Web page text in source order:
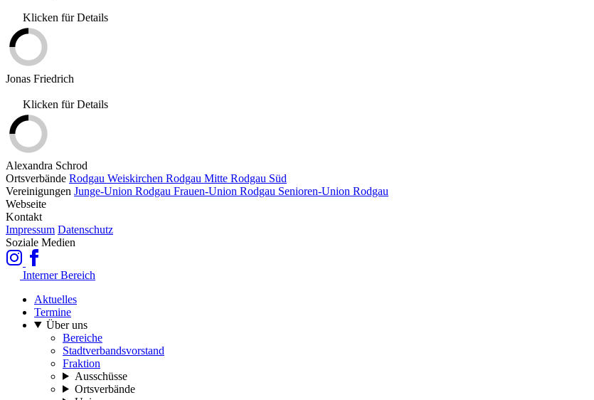
Klicken für Details
Jonas Friedrich
Klicken für Details
Alexandra Schrod
Ortsverbände Rodgau Weiskirchen Rodgau Mitte Rodgau Süd
Vereinigungen Junge-Union Rodgau Frauen-Union Rodgau Senioren-Union Rodgau
Webseite
Kontakt
Impressum Datenschutz
Soziale Medien
Interner Bereich
Aktuelles
Termine
Über uns
Bereiche
Stadtverbandsvorstand
Fraktion
Ausschüsse
Ortsverbände